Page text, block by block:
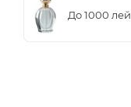
До 1000 лей